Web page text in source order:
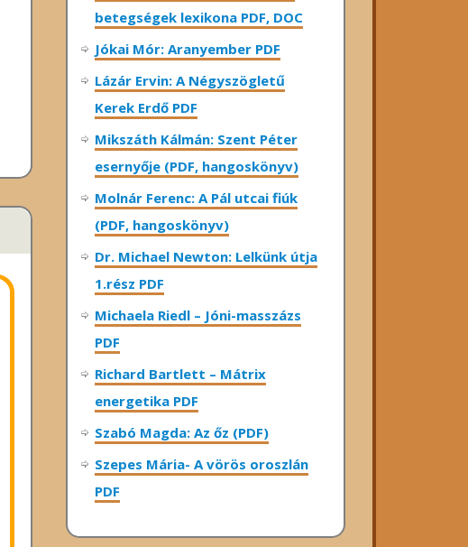
betegségek lexikona PDF, DOC
Jókai Mór: Aranyember PDF
Lázár Ervin: A Négyszögletű
Kerek Erdő PDF
Mikszáth Kálmán: Szent Péter
esernyője (PDF, hangoskönyv)
Molnár Ferenc: A Pál utcai fiúk
(PDF, hangoskönyv)
Dr. Michael Newton: Lelkünk útja
1.rész PDF
Michaela Riedl – Jóni-masszázs
PDF
Richard Bartlett – Mátrix
energetika PDF
Szabó Magda: Az őz (PDF)
Szepes Mária- A vörös oroszlán
PDF